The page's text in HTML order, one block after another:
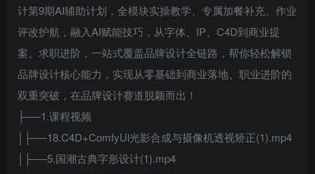
计第9期AI辅助计划，全模块实操教学、专属加餐补充、作业
评改护航，融入AI赋能技巧，从字体、IP、C4D到商业提
案、求职进阶，一站式覆盖品牌设计全链路，帮你轻松解锁
品牌设计核心能力，实现从零基础到商业落地、职业进阶的
双重突破，在品牌设计赛道脱颖而出！
├──1.课程视频
│├──18.C4D+ComfyUl光影合成与摄像机透视矫正(1).mp4
│├──5.国潮古典字形设计(1).mp4